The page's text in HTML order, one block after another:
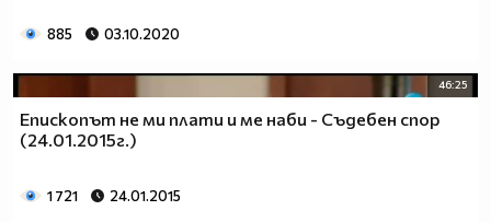
885 03.10.2020
46:25
Епископът не ми плати и ме наби - Съдебен спор
(24.01.2015г.)
1 721 24.01.2015